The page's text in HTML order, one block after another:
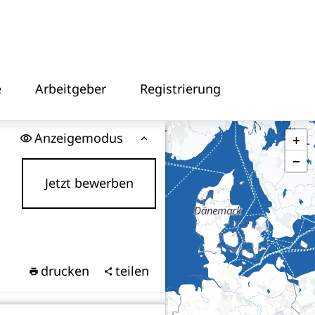
Arbeitgeber Registrierung
Anzeigemodus
Jetzt bewerben
drucken teilen
+
−